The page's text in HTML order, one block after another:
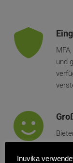
und
aus.
Inuvika